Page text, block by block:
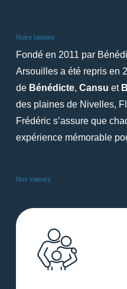
Notre histoire
Fondé en 2011 par
Arsouilles a été repris en
de Bénédicte, Cansu et
des plaines de Nivelles,
Frédéric s’assure que
expérience mémorable
Nos valeurs